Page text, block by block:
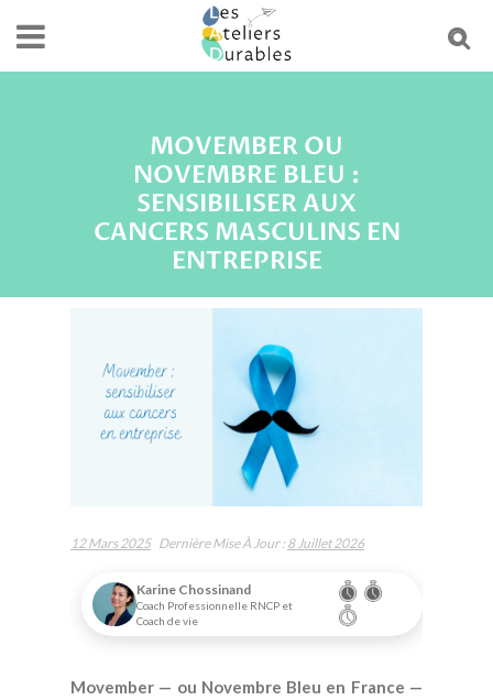
MOVEMBER OU
NOVEMBRE BLEU :
SENSIBILISER AUX
CANCERS MASCULINS EN
ENTREPRISE
12 Mars 2025 Dernière Mise À Jour :8 Juillet 2026
Karine Chossinand
Coach Professionnelle RNCP et
Coach de vie
Movember — ou Novembre Bleu en France —